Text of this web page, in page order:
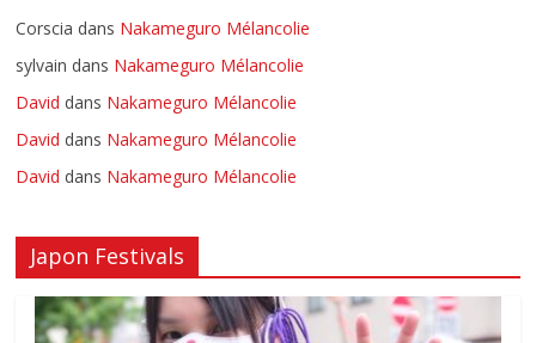
Corscia dans Nakameguro Mélancolie
sylvain dans Nakameguro Mélancolie
David dans Nakameguro Mélancolie
David dans Nakameguro Mélancolie
David dans Nakameguro Mélancolie
Japon Festivals